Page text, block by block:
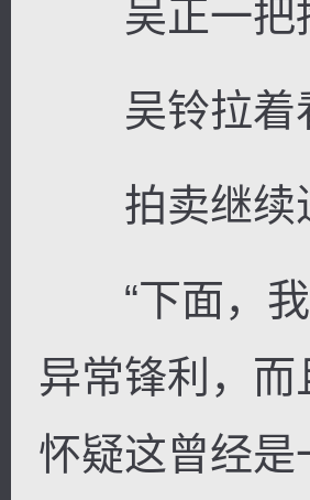
吴正一把
吴铃拉着看
拍卖继续进
“下面，我
异常锋利，
怀疑这曾经